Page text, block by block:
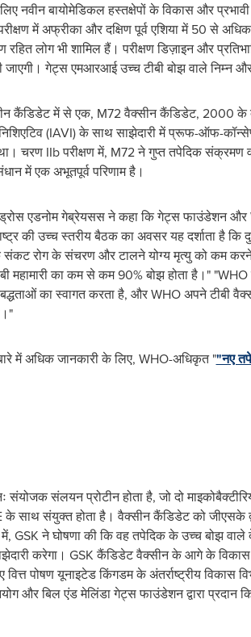
नवीन बायोमेडिकल हस्तक्षेपों के विकास और
में अफ्रीका और दक्षिण पूर्व एशिया में 50 से
लोग भी शामिल हैं। परीक्षण डिज़ाइन और
जाएगी। गेट्स एमआरआई उच्च टीबी बोझ वाले
कैंडिडेट में से एक, M72 वैक्सीन कैंडिडेट,
(IAVI) के साथ साझेदारी में प्रूफ-ऑफ-
था। चरण IIb परीक्षण में, M72 ने गुप्त तपेदिक
में एक अभूतपूर्व परिणाम है।
एडनोम गेब्रेयसस ने कहा कि गेट्स फाउंडेशन और
की उच्च स्तरीय बैठक का अवसर यह दर्शाता है कि
संकट रोग के संचरण और टालने योग्य मृत्यु को कम
महामारी का कम से कम 90% बोझ होता है।"
का स्वागत करता है, और WHO अपने टीबी
में अधिक जानकारी के लिए, WHO-अधिकृत ""नए
संलयन प्रोटीन होता है, जो दो
के साथ संयुक्त होता है। वैक्सीन कैंडिडेट को
GSK ने घोषणा की कि वह तपेदिक के उच्च बोझ
करेगा। GSK कैंडिडेट वैक्सीन के आगे के विकास
पोषण यूनाइटेड किंगडम के अंतर्राष्ट्रीय विकास
और बिल एंड मेलिंडा गेट्स फाउंडेशन द्वारा प्रदान